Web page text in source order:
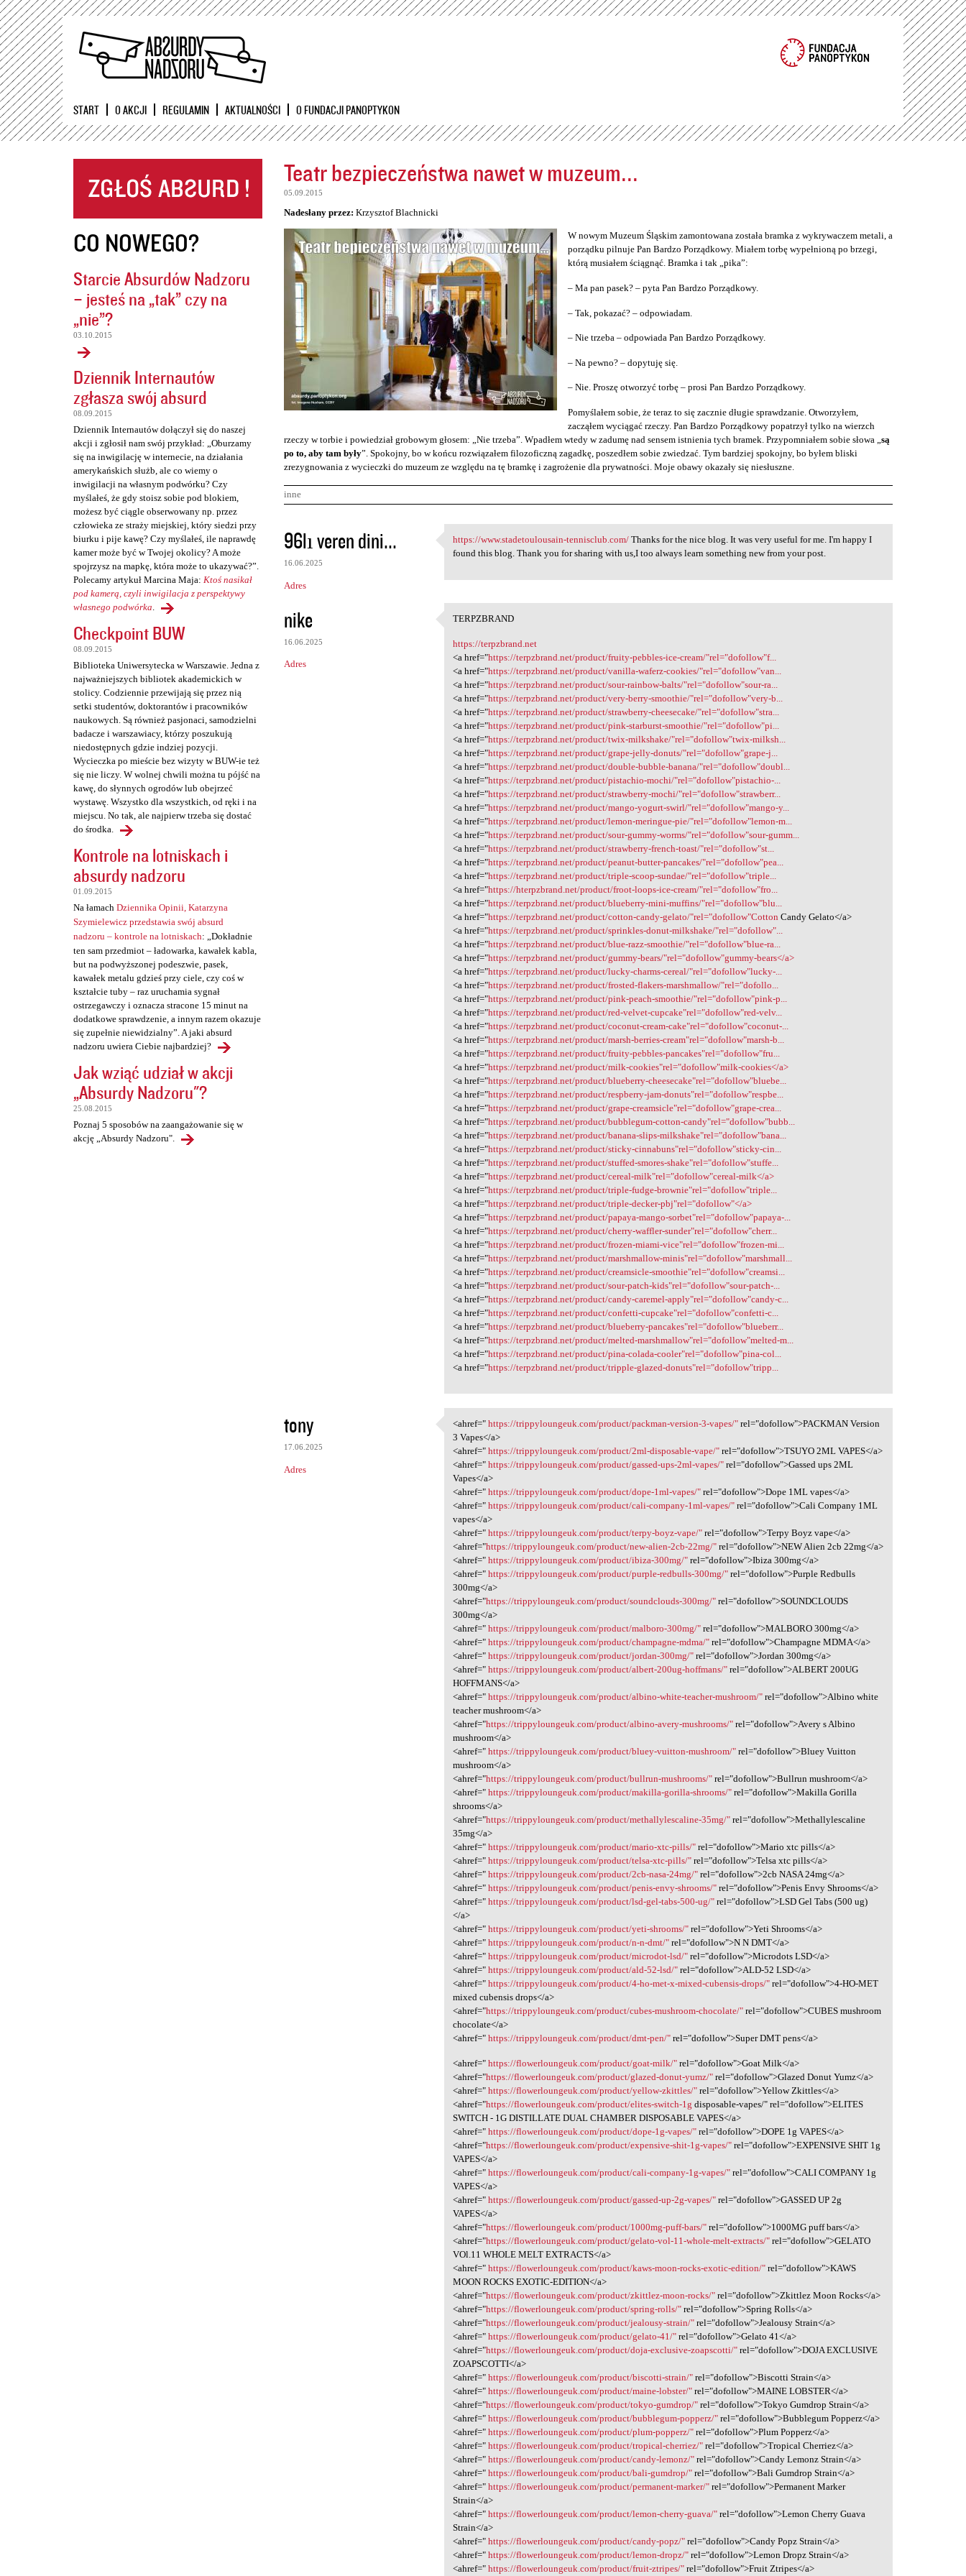
Przejdź
START O AKCJI REGULAMIN AKTUALNOŚCI O FUNDACJI PANOPTYKON
CO NOWEGO?
Starcie Absurdów Nadzoru
– jesteś na „tak” czy na
„nie”?
03.10.2015
Dziennik Internautów
zgłasza swój absurd
08.09.2015
Dziennik Internautów dołączył się do naszej
akcji i zgłosił nam swój przykład: „Oburzamy
się na inwigilację w internecie, na działania
amerykańskich służb, ale co wiemy o
inwigilacji na własnym podwórku? Czy
myślałeś, że gdy stoisz sobie pod blokiem,
możesz być ciągle obserwowany np. przez
człowieka ze straży miejskiej, który siedzi przy
biurku i pije kawę? Czy myślałeś, ile naprawdę
kamer może być w Twojej okolicy? A może
spojrzysz na mapkę, która może to ukazywać?”.
Polecamy artykuł Marcina Maja: Ktoś nasikał
pod kamerą, czyli inwigilacja z perspektywy
własnego podwórka.
Checkpoint BUW
08.09.2015
Biblioteka Uniwersytecka w Warszawie. Jedna z
najważniejszych bibliotek akademickich w
stolicy. Codziennie przewijają się przez nią
setki studentów, doktorantów i pracowników
naukowych. Są również pasjonaci, samodzielni
badacze i warszawiacy, którzy poszukują
niedostępnych gdzie indziej pozycji.
Wycieczka po mieście bez wizyty w BUW-ie też
się nie liczy. W wolnej chwili można tu pójść na
kawę, do słynnych ogrodów lub obejrzeć
wystawę. Wszystko dla wszystkich, od ręki i na
miejscu. No tak, ale najpierw trzeba się dostać
do środka.
Kontrole na lotniskach i
absurdy nadzoru
01.09.2015
Na łamach Dziennika Opinii, Katarzyna
Szymielewicz przedstawia swój absurd
nadzoru – kontrole na lotniskach: „Dokładnie
ten sam przedmiot – ładowarka, kawałek kabla,
but na podwyższonej podeszwie, pasek,
kawałek metalu gdzieś przy ciele, czy coś w
kształcie tuby – raz uruchamia sygnał
ostrzegawczy i oznacza stracone 15 minut na
dodatkowe sprawdzenie, a innym razem okazuje
się zupełnie niewidzialny”. A jaki absurd
nadzoru uwiera Ciebie najbardziej?
Jak wziąć udział w akcji
„Absurdy Nadzoru"?
25.08.2015
Poznaj 5 sposobów na zaangażowanie się w
akcję „Absurdy Nadzoru".
Teatr bezpieczeństwa nawet w muzeum...
05.09.2015
Nadesłany przez: Krzysztof Blachnicki
W nowym Muzeum Śląskim zamontowana została bramka z wykrywaczem metali, a
porządku pilnuje Pan Bardzo Porządkowy. Miałem torbę wypełnioną po brzegi,
którą musiałem ściągnąć. Bramka i tak „pika”:
– Ma pan pasek? – pyta Pan Bardzo Porządkowy.
– Tak, pokazać? – odpowiadam.
– Nie trzeba – odpowiada Pan Bardzo Porządkowy.
– Na pewno? – dopytuję się.
– Nie. Proszę otworzyć torbę – prosi Pan Bardzo Porządkowy.
Pomyślałem sobie, że teraz to się zacznie długie sprawdzanie. Otworzyłem,
zacząłem wyciągać rzeczy. Pan Bardzo Porządkowy popatrzył tylko na wierzch
rzeczy w torbie i powiedział grobowym głosem: „Nie trzeba”. Wpadłem wtedy w zadumę nad sensem istnienia tych bramek. Przypomniałem sobie słowa „ są
po to, aby tam były”. Spokojny, bo w końcu rozwiązałem filozoficzną zagadkę, poszedłem sobie zwiedzać. Tym bardziej spokojny, bo byłem bliski
zrezygnowania z wycieczki do muzeum ze względu na tę bramkę i zagrożenie dla prywatności. Moje obawy okazały się niesłuszne.
inne
K
o
m
e
n
t
r
96lı veren dini...
16.06.2025
Adres
https://www.stadetoulousain
https://www.stadetoulousain-tennisclub.com/ Thanks for the nice blog. It was very useful for me. I'm happy I
found this blog. Thank you for sharing with us,I too always learn something new from your post.
nike
16.06.2025
Adres
TERPZBRAND
https://terpzbrand.net
<a href="https://terpzbrand.net/product/fruity-pebbles-ice-cream/"rel="dofollow"f...
<a href="https://terpzbrand.net/product/vanilla-waferz-cookies/"rel="dofollow"van...
<a href="https://terpzbrand.net/product/sour-rainbow-balts/"rel="dofollow"sour-ra...
<a href="https://terpzbrand.net/product/very-berry-smoothie/"rel="dofollow"very-b...
<a href="https://terpzbrand.net/product/strawberry-cheesecake/"rel="dofollow"stra...
<a href="https://terpzbrand.net/product/pink-starburst-smoothie/"rel="dofollow"pi...
<a href="https://terpzbrand.net/product/twix-milkshake/"rel="dofollow"twix-milksh...
<a href="https://terpzbrand.net/product/grape-jelly-donuts/"rel="dofollow"grape-j...
<a href="https://terpzbrand.net/product/double-bubble-banana/"rel="dofollow"doubl...
<a href="https://terpzbrand.net/product/pistachio-mochi/"rel="dofollow"pistachio-...
<a href="https://terpzbrand.net/product/strawberry-mochi/"rel="dofollow"strawberr...
<a href="https://terpzbrand.net/product/mango-yogurt-swirl/"rel="dofollow"mango-y...
<a href="https://terpzbrand.net/product/lemon-meringue-pie/"rel="dofollow"lemon-m...
<a href="https://terpzbrand.net/product/sour-gummy-worms/"rel="dofollow"sour-gumm...
<a href="https://terpzbrand.net/product/strawberry-french-toast/"rel="dofollow"st...
<a href="https://terpzbrand.net/product/peanut-butter-pancakes/"rel="dofollow"pea...
<a href="https://terpzbrand.net/product/triple-scoop-sundae/"rel="dofollow"triple...
<a href="https://hterpzbrand.net/product/froot-loops-ice-cream/"rel="dofollow"fro...
<a href="https://terpzbrand.net/product/blueberry-mini-muffins/"rel="dofollow"blu...
<a href="https://terpzbrand.net/product/cotton-candy-gelato/"rel="dofollow"Cotton Candy Gelato</a>
<a href="https://terpzbrand.net/product/sprinkles-donut-milkshake/"rel="dofollow"...
<a href="https://terpzbrand.net/product/blue-razz-smoothie/"rel="dofollow"blue-ra...
<a href="https://terpzbrand.net/product/gummy-bears/"rel="dofollow"gummy-bears</a>
<a href="https://terpzbrand.net/product/lucky-charms-cereal/"rel="dofollow"lucky-...
<a href="https://terpzbrand.net/product/frosted-flakers-marshmallow/"rel="dofollo...
<a href="https://terpzbrand.net/product/pink-peach-smoothie/"rel="dofollow"pink-p...
<a href="https://terpzbrand.net/product/red-velvet-cupcake"rel="dofollow"red-velv...
<a href="https://terpzbrand.net/product/coconut-cream-cake"rel="dofollow"coconut-...
<a href="https://terpzbrand.net/product/marsh-berries-cream"rel="dofollow"marsh-b...
<a href="https://terpzbrand.net/product/fruity-pebbles-pancakes"rel="dofollow"fru...
<a href="https://terpzbrand.net/product/milk-cookies"rel="dofollow"milk-cookies</a>
<a href="https://terpzbrand.net/product/blueberry-cheesecake"rel="dofollow"bluebe...
<a href="https://terpzbrand.net/product/respberry-jam-donuts"rel="dofollow"respbe...
<a href="https://terpzbrand.net/product/grape-creamsicle"rel="dofollow"grape-crea...
<a href="https://terpzbrand.net/product/bubblegum-cotton-candy"rel="dofollow"bubb...
<a href="https://terpzbrand.net/product/banana-slips-milkshake"rel="dofollow"bana...
<a href="https://terpzbrand.net/product/sticky-cinnabuns"rel="dofollow"sticky-cin...
<a href="https://terpzbrand.net/product/stuffed-smores-shake"rel="dofollow"stuffe...
<a href="https://terpzbrand.net/product/cereal-milk"rel="dofollow"cereal-milk</a>
<a href="https://terpzbrand.net/product/triple-fudge-brownie"rel="dofollow"triple...
<a href="https://terpzbrand.net/product/triple-decker-pbj"rel="dofollow"</a>
<a href="https://terpzbrand.net/product/papaya-mango-sorbet"rel="dofollow"papaya-...
<a href="https://terpzbrand.net/product/cherry-waffler-sunder"rel="dofollow"cherr...
<a href="https://terpzbrand.net/product/frozen-miami-vice"rel="dofollow"frozen-mi...
<a href="https://terpzbrand.net/product/marshmallow-minis"rel="dofollow"marshmall...
<a href="https://terpzbrand.net/product/creamsicle-smoothie"rel="dofollow"creamsi...
<a href="https://terpzbrand.net/product/sour-patch-kids"rel="dofollow"sour-patch-...
<a href="https://terpzbrand.net/product/candy-caremel-apply"rel="dofollow"candy-c...
<a href="https://terpzbrand.net/product/confetti-cupcake"rel="dofollow"confetti-c...
<a href="https://terpzbrand.net/product/blueberry-pancakes"rel="dofollow"blueberr...
<a href="https://terpzbrand.net/product/melted-marshmallow"rel="dofollow"melted-m...
<a href="https://terpzbrand.net/product/pina-colada-cooler"rel="dofollow"pina-col...
<a href="https://terpzbrand.net/product/tripple-glazed-donuts"rel="dofollow"tripp...
tony
17.06.2025
Adres
<ahref=" https:/
<ahref="https://trippyloungeuk.com/product/packman-version-3-vapes/" rel="dofollow">PACKMAN Version
3 Vapes</a>
<ahref="https://trippyloungeuk.com/product/2ml-disposable-vape/" rel="dofollow">TSUYO 2ML VAPES</a>
<ahref="https://trippyloungeuk.com/product/gassed-ups-2ml-vapes/" rel="dofollow">Gassed ups 2ML
Vapes</a>
<ahref="https://trippyloungeuk.com/product/dope-1ml-vapes/" rel="dofollow">Dope 1ML vapes</a>
<ahref="https://trippyloungeuk.com/product/cali-company-1ml-vapes/" rel="dofollow">Cali Company 1ML
vapes</a>
<ahref="https://trippyloungeuk.com/product/terpy-boyz-vape/" rel="dofollow">Terpy Boyz vape</a>
<ahref="https://trippyloungeuk.com/product/new-alien-2cb-22mg/" rel="dofollow">NEW Alien 2cb 22mg</a>
<ahref="https://trippyloungeuk.com/product/ibiza-300mg/" rel="dofollow">Ibiza 300mg</a>
<ahref="https://trippyloungeuk.com/product/purple-redbulls-300mg/" rel="dofollow">Purple Redbulls
300mg</a>
<ahref="https://trippyloungeuk.com/product/soundclouds-300mg/" rel="dofollow">SOUNDCLOUDS
300mg</a>
<ahref="https://trippyloungeuk.com/product/malboro-300mg/" rel="dofollow">MALBORO 300mg</a>
<ahref="https://trippyloungeuk.com/product/champagne-mdma/" rel="dofollow">Champagne MDMA</a>
<ahref="https://trippyloungeuk.com/product/jordan-300mg/" rel="dofollow">Jordan 300mg</a>
<ahref="https://trippyloungeuk.com/product/albert-200ug-hoffmans/" rel="dofollow">ALBERT 200UG
HOFFMANS</a>
<ahref="https://trippyloungeuk.com/product/albino-white-teacher-mushroom/" rel="dofollow">Albino white
teacher mushroom</a>
<ahref="https://trippyloungeuk.com/product/albino-avery-mushrooms/" rel="dofollow">Avery s Albino
mushroom</a>
<ahref="https://trippyloungeuk.com/product/bluey-vuitton-mushroom/" rel="dofollow">Bluey Vuitton
mushroom</a>
<ahref="https://trippyloungeuk.com/product/bullrun-mushrooms/" rel="dofollow">Bullrun mushroom</a>
<ahref="https://trippyloungeuk.com/product/makilla-gorilla-shrooms/" rel="dofollow">Makilla Gorilla
shrooms</a>
<ahref="https://trippyloungeuk.com/product/methallylescaline-35mg/" rel="dofollow">Methallylescaline
35mg</a>
<ahref="https://trippyloungeuk.com/product/mario-xtc-pills/" rel="dofollow">Mario xtc pills</a>
<ahref="https://trippyloungeuk.com/product/telsa-xtc-pills/" rel="dofollow">Telsa xtc pills</a>
<ahref="https://trippyloungeuk.com/product/2cb-nasa-24mg/" rel="dofollow">2cb NASA 24mg</a>
<ahref="https://trippyloungeuk.com/product/penis-envy-shrooms/" rel="dofollow">Penis Envy Shrooms</a>
<ahref="https://trippyloungeuk.com/product/lsd-gel-tabs-500-ug/" rel="dofollow">LSD Gel Tabs (500 ug)
</a>
<ahref="https://trippyloungeuk.com/product/yeti-shrooms/" rel="dofollow">Yeti Shrooms</a>
<ahref="https://trippyloungeuk.com/product/n-n-dmt/" rel="dofollow">N N DMT</a>
<ahref="https://trippyloungeuk.com/product/microdot-lsd/" rel="dofollow">Microdots LSD</a>
<ahref="https://trippyloungeuk.com/product/ald-52-lsd/" rel="dofollow">ALD-52 LSD</a>
<ahref="https://trippyloungeuk.com/product/4-ho-met-x-mixed-cubensis-drops/" rel="dofollow">4-HO-MET
mixed cubensis drops</a>
<ahref="https://trippyloungeuk.com/product/cubes-mushroom-chocolate/" rel="dofollow">CUBES mushroom
chocolate</a>
<ahref="https://trippyloungeuk.com/product/dmt-pen/" rel="dofollow">Super DMT pens</a>
<ahref="https://flowerloungeuk.com/product/goat-milk/" rel="dofollow">Goat Milk</a>
<ahref="https://flowerloungeuk.com/product/glazed-donut-yumz/" rel="dofollow">Glazed Donut Yumz</a>
<ahref="https://flowerloungeuk.com/product/yellow-zkittles/" rel="dofollow">Yellow Zkittles</a>
<ahref="https://flowerloungeuk.com/product/elites-switch-1g disposable-vapes/" rel="dofollow">ELITES
SWITCH - 1G DISTILLATE DUAL CHAMBER DISPOSABLE VAPES</a>
<ahref="https://flowerloungeuk.com/product/dope-1g-vapes/" rel="dofollow">DOPE 1g VAPES</a>
<ahref="https://flowerloungeuk.com/product/expensive-shit-1g-vapes/" rel="dofollow">EXPENSIVE SHIT 1g
VAPES</a>
<ahref="https://flowerloungeuk.com/product/cali-company-1g-vapes/" rel="dofollow">CALI COMPANY 1g
VAPES</a>
<ahref="https://flowerloungeuk.com/product/gassed-up-2g-vapes/" rel="dofollow">GASSED UP 2g
VAPES</a>
<ahref="https://flowerloungeuk.com/product/1000mg-puff-bars/" rel="dofollow">1000MG puff bars</a>
<ahref="https://flowerloungeuk.com/product/gelato-vol-11-whole-melt-extracts/" rel="dofollow">GELATO
VOl.11 WHOLE MELT EXTRACTS</a>
<ahref="https://flowerloungeuk.com/product/kaws-moon-rocks-exotic-edition/" rel="dofollow">KAWS
MOON ROCKS EXOTIC-EDITION</a>
<ahref="https://flowerloungeuk.com/product/zkittlez-moon-rocks/" rel="dofollow">Zkittlez Moon Rocks</a>
<ahref="https://flowerloungeuk.com/product/spring-rolls/" rel="dofollow">Spring Rolls</a>
<ahref="https://flowerloungeuk.com/product/jealousy-strain/" rel="dofollow">Jealousy Strain</a>
<ahref="https://flowerloungeuk.com/product/gelato-41/" rel="dofollow">Gelato 41</a>
<ahref="https://flowerloungeuk.com/product/doja-exclusive-zoapscotti/" rel="dofollow">DOJA EXCLUSIVE
ZOAPSCOTTI</a>
<ahref="https://flowerloungeuk.com/product/biscotti-strain/" rel="dofollow">Biscotti Strain</a>
<ahref="https://flowerloungeuk.com/product/maine-lobster/" rel="dofollow">MAINE LOBSTER</a>
<ahref="https://flowerloungeuk.com/product/tokyo-gumdrop/" rel="dofollow">Tokyo Gumdrop Strain</a>
<ahref="https://flowerloungeuk.com/product/bubblegum-popperz/" rel="dofollow">Bubblegum Popperz</a>
<ahref="https://flowerloungeuk.com/product/plum-popperz/" rel="dofollow">Plum Popperz</a>
<ahref="https://flowerloungeuk.com/product/tropical-cherriez/" rel="dofollow">Tropical Cherriez</a>
<ahref="https://flowerloungeuk.com/product/candy-lemonz/" rel="dofollow">Candy Lemonz Strain</a>
<ahref="https://flowerloungeuk.com/product/bali-gumdrop/" rel="dofollow">Bali Gumdrop Strain</a>
<ahref="https://flowerloungeuk.com/product/permanent-marker/" rel="dofollow">Permanent Marker
Strain</a>
<ahref="https://flowerloungeuk.com/product/lemon-cherry-guava/" rel="dofollow">Lemon Cherry Guava
Strain</a>
<ahref="https://flowerloungeuk.com/product/candy-popz/" rel="dofollow">Candy Popz Strain</a>
<ahref="https://flowerloungeuk.com/product/lemon-dropz/" rel="dofollow">Lemon Dropz Strain</a>
<ahref="https://flowerloungeuk.com/product/fruit-ztripes/" rel="dofollow">Fruit Ztripes</a>